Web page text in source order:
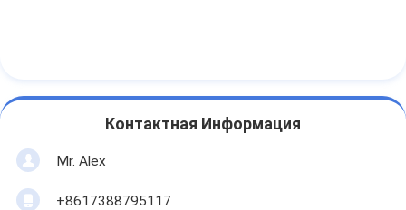
Контактная Информация
Mr. Alex
+8617388795117